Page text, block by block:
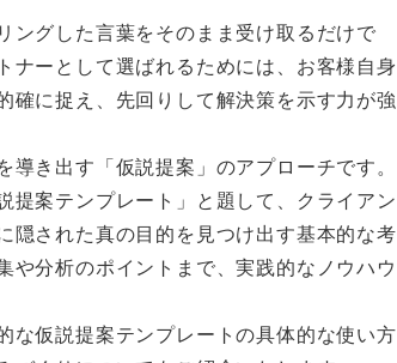
ングした言葉をそのまま受け取るだけで
ーとして選ばれるためには、お客様自身
に捉え、先回りして解決策を示す力が強
き出す「仮説提案」のアプローチです。
案テンプレート」と題して、クライアン
隠された真の目的を見つけ出す基本的な考
分析のポイントまで、実践的なノウハウ
な仮説提案テンプレートの具体的な使い方